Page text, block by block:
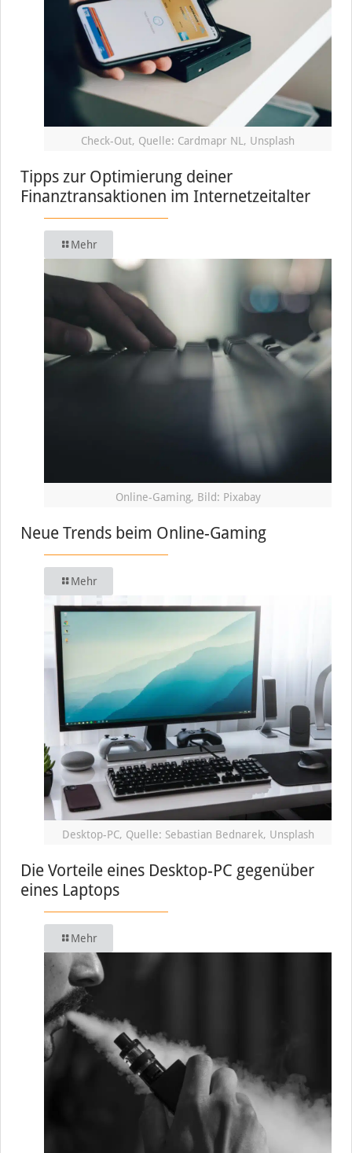
Check-Out, Quelle: Cardmapr NL, Unsplash
Tipps zur Optimierung deiner
Finanztransaktionen im Internetzeitalter
Mehr
Online-Gaming, Bild: Pixabay
Neue Trends beim Online-Gaming
Mehr
Desktop-PC, Quelle: Sebastian Bednarek, Unsplash
Die Vorteile eines Desktop-PC gegenüber
eines Laptops
Mehr